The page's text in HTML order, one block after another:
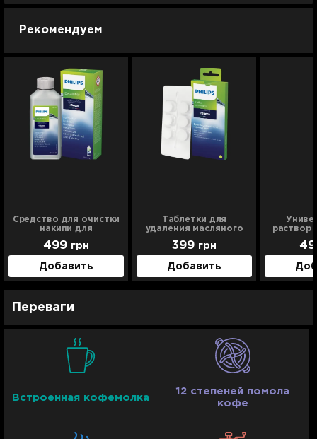
Рекомендуем
Средство для очистки
накипи для
CA6700/10
499 грн
Добавить
Таблетки для
удаления масляного
CA6704/10
399 грн
Добавить
раствор
Переваги
Встроенная кофемолка
12 степеней помола
кофе